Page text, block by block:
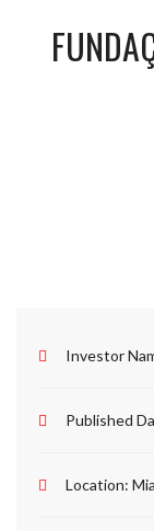
Investor
Published
Location: